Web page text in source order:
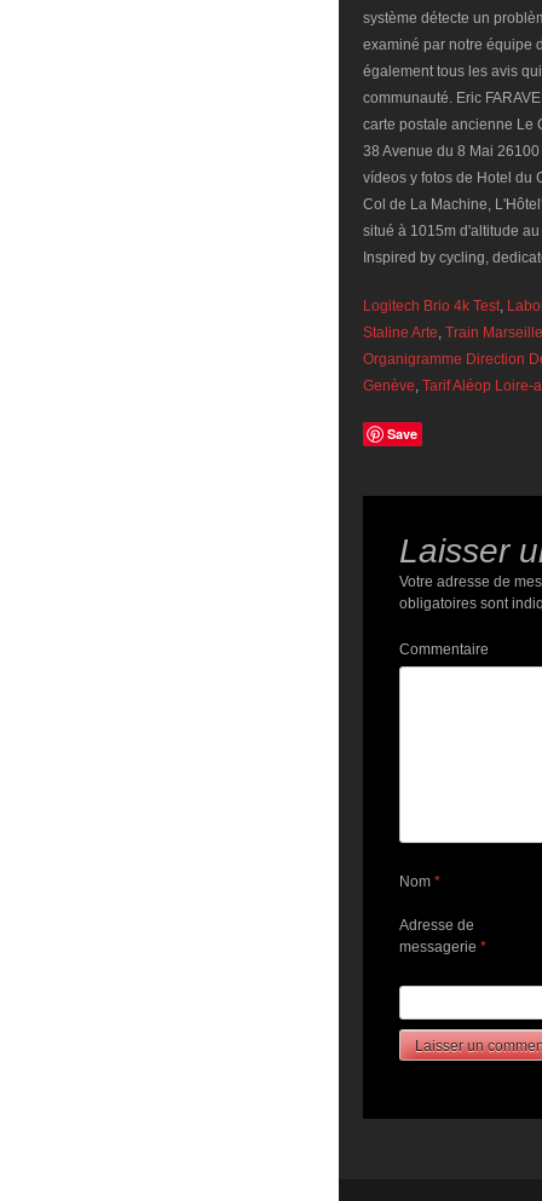
Logitech Brio 4k Test,
Staline Arte, Train
Organigramme Direction
Genève, Tarif Aléop Loire-
Save
Laisser
Votre adresse de
obligatoires sont
Commentaire
Nom *
Adresse de
messagerie *